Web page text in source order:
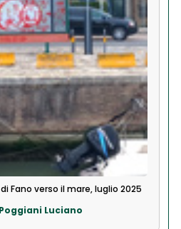
Fano verso il mare, luglio 2025
Luciano